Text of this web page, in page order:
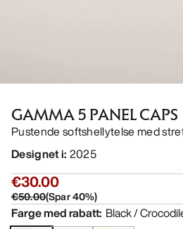
GAMMA 5 PANEL CAPS
Pustende softshellytelse med
Designet i: 2025
€30.00
€50.00(Spar40%)
Farge med rabatt: Black /